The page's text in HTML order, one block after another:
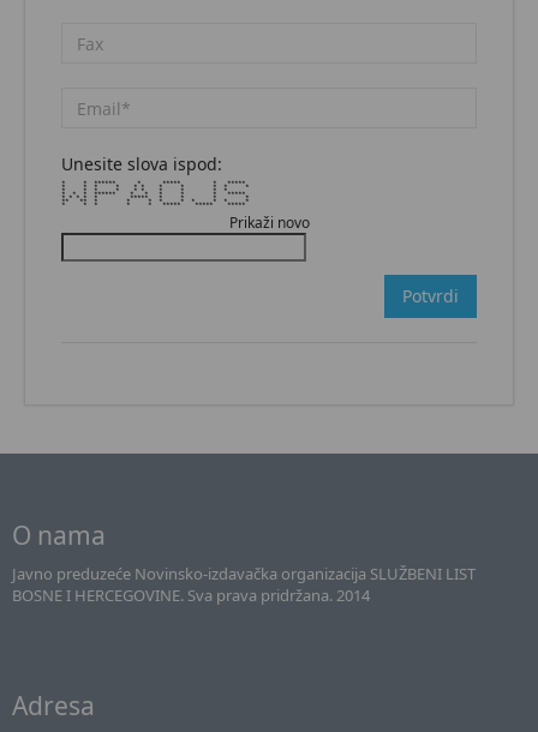
Unesite slova ispod:
* * ****** * ***** * *****
* * * * * * * * * * *
* * * * * * * * * *
* * * ****** * * * * * *****
* * * * * ***** * * * *
** ** * * * * * * * * *
* * * * * ***** ***** *****
Prikaži novo
Potvrdi
O nama
Javno preduzeće Novinsko-izdavačka organizacija SLUŽBENI LIST
BOSNE I HERCEGOVINE. Sva prava pridržana. 2014
Adresa